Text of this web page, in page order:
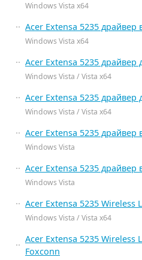
Windows Vista x64
Acer Extensa 5235 драйвер
Windows Vista x64
Acer Extensa 5235 драйвер
Windows Vista / Vista x64
Acer Extensa 5235 драйвер
Windows Vista / Vista x64
Acer Extensa 5235 драйвер
Windows Vista
Acer Extensa 5235 драйвер
Windows Vista
Acer Extensa 5235 Wireless
Windows Vista / Vista x64
Acer Extensa 5235 Wireless
Foxconn